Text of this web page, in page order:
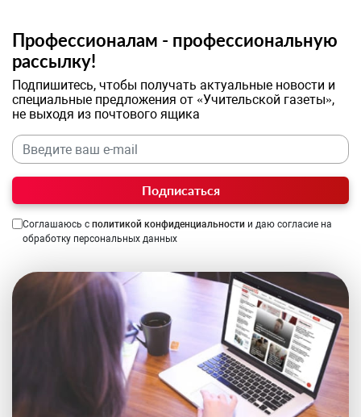
Профессионалам - профессиональную
рассылку!
Подпишитесь, чтобы получать актуальные новости и
специальные предложения от «Учительской газеты»,
не выходя из почтового ящика
Подписаться
Соглашаюсь с политикой конфиденциальности и даю согласие на
обработку персональных данных